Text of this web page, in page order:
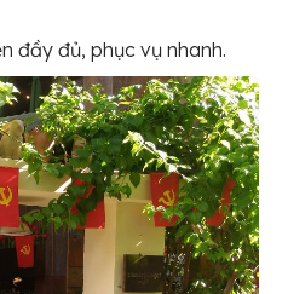
đầy đủ, phục vụ nhanh.